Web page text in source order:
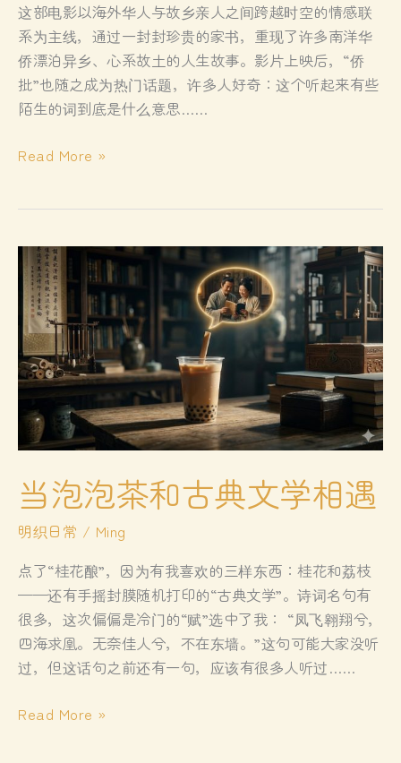
这部电影以海外华人与故乡亲人之间跨越时空的情感联
系为主线，通过一封封珍贵的家书，重现了许多南洋华
侨漂泊异乡、心系故土的人生故事。影片上映后，“侨
批”也随之成为热门话题，许多人好奇：这个听起来有些
陌生的词到底是什么意思……
侨
跨
时
空
牵
挂
Read More »
当泡泡茶和古典文学相遇
明织日常 / Ming
点了“桂花酿”，因为有我喜欢的三样东西：桂花和荔枝
——还有手摇封膜随机打印的“古典文学”。诗词名句有
很多，这次偏偏是冷门的“赋”选中了我： “凤飞翱翔兮，
四海求凰。无奈佳人兮，不在东墙。”这句可能大家没听
过，但这话句之前还有一句，应该有很多人听过……
当
Read More »